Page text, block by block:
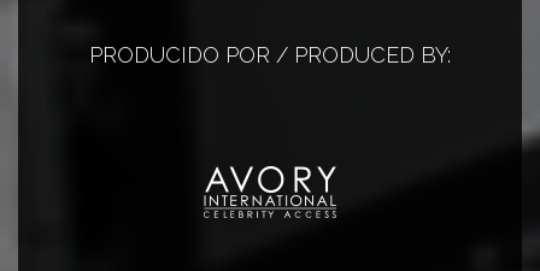
PRODUCIDO POR / PRODUCED BY: